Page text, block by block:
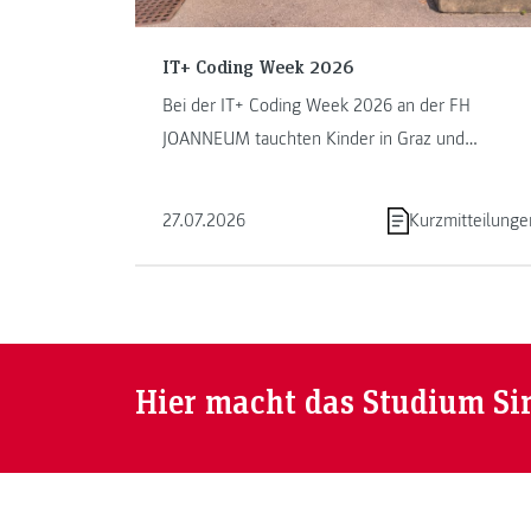
IT+ Coding Week 2026
Bei der IT+ Coding Week 2026 an der FH
JOANNEUM tauchten Kinder in Graz und
27.07.2026
Hier macht das Studium